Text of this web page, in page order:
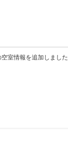
情報を追加しました